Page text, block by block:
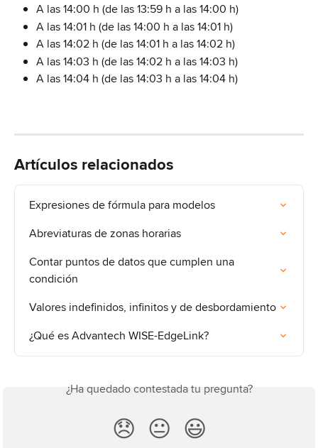
A las 14:00 h (de las 13:59 h a las 14:00 h)
A las 14:01 h (de las 14:00 h a las 14:01 h)
A las 14:02 h (de las 14:01 h a las 14:02 h)
A las 14:03 h (de las 14:02 h a las 14:03 h)
A las 14:04 h (de las 14:03 h a las 14:04 h)
Artículos relacionados
Expresiones de fórmula para modelos
Abreviaturas de zonas horarias
Contar puntos de datos que cumplen una
condición
Valores indefinidos, infinitos y de desbordamiento
¿Qué es Advantech WISE-EdgeLink?
¿Ha quedado contestada tu pregunta?
😞 😐 😃